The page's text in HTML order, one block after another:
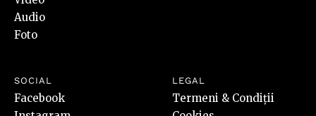
Audio
Foto
SOCIAL
Facebook
LEGAL
Termeni & Condiții